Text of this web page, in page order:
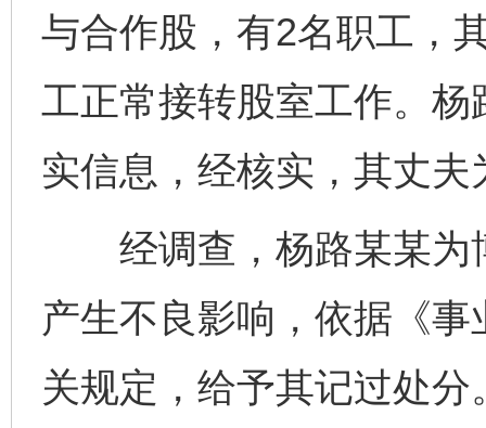
与合作股，有2名职工，
工正常接转股室工作。杨
实信息，经核实，其丈
经调查，杨路某某为
产生不良影响，依据《
关规定，给予其记过处分